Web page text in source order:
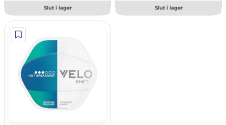
Slut i lager Slut i lager